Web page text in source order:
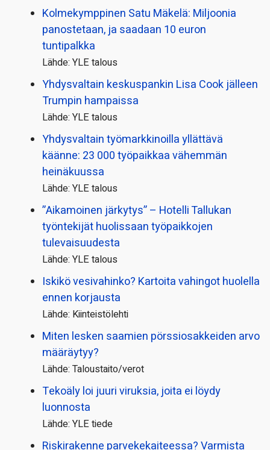
Kolmekymppinen Satu Mäkelä: Miljoonia
panostetaan, ja saadaan 10 euron
tuntipalkka
Lähde: YLE talous
Yhdysvaltain keskuspankin Lisa Cook jälleen
Trumpin hampaissa
Lähde: YLE talous
Yhdysvaltain työmarkkinoilla yllättävä
käänne: 23 000 työpaikkaa vähemmän
heinäkuussa
Lähde: YLE talous
”Aikamoinen järkytys” – Hotelli Tallukan
työntekijät huolissaan työpaikkojen
tulevaisuudesta
Lähde: YLE talous
Iskikö vesivahinko? Kartoita vahingot huolella
ennen korjausta
Lähde: Kiinteistölehti
Miten lesken saamien pörssi­osakkeiden arvo
määräytyy?
Lähde: Taloustaito/verot
Tekoäly loi juuri viruksia, joita ei löydy
luonnosta
Lähde: YLE tiede
Riskirakenne parvekekaiteessa? Varmista